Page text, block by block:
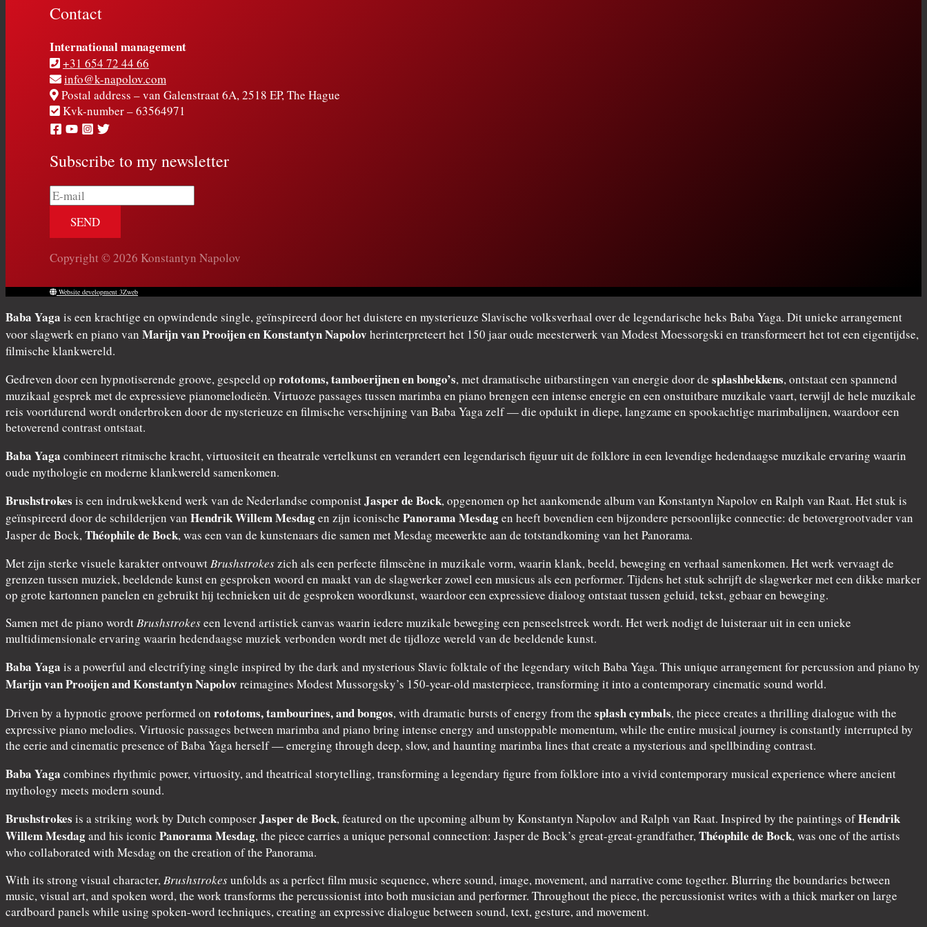
Contact
International management
+31 654 72 44 66
info@k-napolov.com
Postal address – van Galenstraat 6A, 2518 EP, The Hague
Kvk-number – 63564971
Subscribe to my newsletter
E-
mail
Copyright © 2026 Konstantyn Napolov
Website development 3Zweb
Baba Yaga is een krachtige en opwindende single, geïnspireerd door het duistere en mysterieuze Slavische volksverhaal over de legendarische heks Baba Yaga. Dit unieke arrangement
voor slagwerk en piano van Marijn van Prooijen en Konstantyn Napolov herinterpreteert het 150 jaar oude meesterwerk van Modest Moessorgski en transformeert het tot een eigentijdse,
filmische klankwereld.
Gedreven door een hypnotiserende groove, gespeeld op rototoms, tamboerijnen en bongo’s, met dramatische uitbarstingen van energie door de splashbekkens, ontstaat een spannend
muzikaal gesprek met de expressieve pianomelodieën. Virtuoze passages tussen marimba en piano brengen een intense energie en een onstuitbare muzikale vaart, terwijl de hele muzikale
reis voortdurend wordt onderbroken door de mysterieuze en filmische verschijning van Baba Yaga zelf — die opduikt in diepe, langzame en spookachtige marimbalijnen, waardoor een
betoverend contrast ontstaat.
Baba Yaga combineert ritmische kracht, virtuositeit en theatrale vertelkunst en verandert een legendarisch figuur uit de folklore in een levendige hedendaagse muzikale ervaring waarin
oude mythologie en moderne klankwereld samenkomen.
Brushstrokes is een indrukwekkend werk van de Nederlandse componistJasper de Bock, opgenomen op het aankomende album van Konstantyn Napolov en Ralph van Raat. Het stuk is
geïnspireerd door de schilderijen van Hendrik Willem Mesdagen zijn iconische Panorama Mesdagen heeft bovendien een bijzondere persoonlijke connectie: de betovergrootvader van
Jasper de Bock,Théophile de Bock, was een van de kunstenaars die samen met Mesdag meewerkte aan de totstandkoming van het Panorama.
Met zijn sterke visuele karakter ontvouwtBrushstrokeszich als een perfecte filmscène in muzikale vorm, waarin klank, beeld, beweging en verhaal samenkomen. Het werk vervaagt de
grenzen tussen muziek, beeldende kunst en gesproken woord en maakt van de slagwerker zowel een musicus als een performer. Tijdens het stuk schrijft de slagwerker met een dikke marker
op grote kartonnen panelen en gebruikt hij technieken uit de gesproken woordkunst, waardoor een expressieve dialoog ontstaat tussen geluid, tekst, gebaar en beweging.
Samen met de piano wordtBrushstrokeseen levend artistiek canvas waarin iedere muzikale beweging een penseelstreek wordt. Het werk nodigt de luisteraar uit in een unieke
multidimensionale ervaring waarin hedendaagse muziek verbonden wordt met de tijdloze wereld van de beeldende kunst.
Baba Yaga is a powerful and electrifying single inspired by the dark and mysterious Slavic folktale of the legendary witch Baba Yaga. This unique arrangement for percussion and piano by
Marijn van Prooijen and Konstantyn Napolov reimagines Modest Mussorgsky’s 150-year-old masterpiece, transforming it into a contemporary cinematic sound world.
Driven by a hypnotic groove performed on rototoms, tambourines, and bongos, with dramatic bursts of energy from the splash cymbals, the piece creates a thrilling dialogue with the
expressive piano melodies. Virtuosic passages between marimba and piano bring intense energy and unstoppable momentum, while the entire musical journey is constantly interrupted by
the eerie and cinematic presence of Baba Yaga herself — emerging through deep, slow, and haunting marimba lines that create a mysterious and spellbinding contrast.
Baba Yaga combines rhythmic power, virtuosity, and theatrical storytelling, transforming a legendary figure from folklore into a vivid contemporary musical experience where ancient
mythology meets modern sound.
Brushstrokes is a striking work by Dutch composerJasper de Bock, featured on the upcoming album by Konstantyn Napolov and Ralph van Raat. Inspired by the paintings ofHendrik
Willem Mesdagand his iconic Panorama Mesdag, the piece carries a unique personal connection: Jasper de Bock’s great-great-grandfather,Théophile de Bock, was one of the artists
who collaborated with Mesdag on the creation of the Panorama.
With its strong visual character,Brushstrokesunfolds as a perfect film music sequence, where sound, image, movement, and narrative come together. Blurring the boundaries between
music, visual art, and spoken word, the work transforms the percussionist into both musician and performer. Throughout the piece, the percussionist writes with a thick marker on large
cardboard panels while using spoken-word techniques, creating an expressive dialogue between sound, text, gesture, and movement.